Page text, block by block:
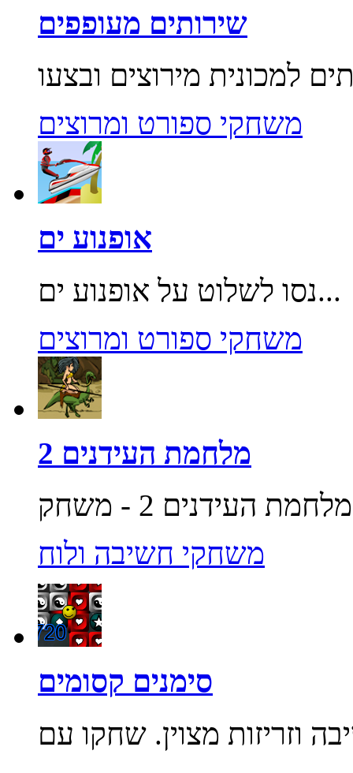
שירותים מעופפים
משחקי ספורט ומרוצים
אופנוע ים
נסו לשלוט על אופנוע ים...
משחקי ספורט ומרוצים
מלחמת העידנים 2
משחקי חשיבה ולוח
סימנים קסומים